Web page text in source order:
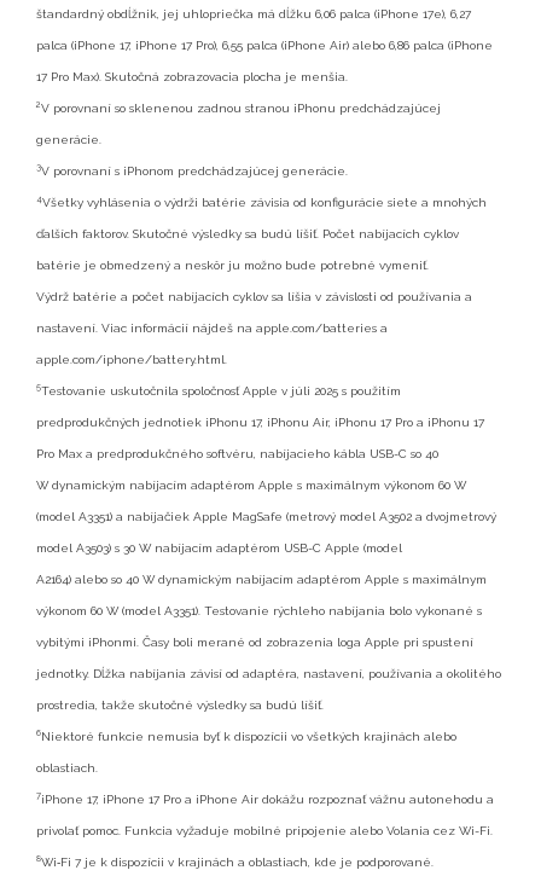
štandardný obdĺžnik, jej uhlopriečka má dĺžku 6,06 palca (iPhone 17e), 6,27
palca (iPhone 17, iPhone 17 Pro), 6,55 palca (iPhone Air) alebo 6,86 palca (iPhone
17 Pro Max). Skutočná zobrazovacia plocha je menšia.
2V porovnaní so sklenenou zadnou stranou iPhonu predchádzajúcej
generácie.
3V porovnaní s iPhonom predchádzajúcej generácie.
4Všetky vyhlásenia o výdrži batérie závisia od konfigurácie siete a mnohých
ďalších faktorov. Skutočné výsledky sa budú líšiť. Počet nabíjacích cyklov
batérie je obmedzený a neskôr ju možno bude potrebné vymeniť.
Výdrž batérie a počet nabíjacích cyklov sa líšia v závislosti od používania a
nastavení. Viac informácií nájdeš na apple.com/batteries a
apple.com/iphone/battery.html.
5Testovanie uskutočnila spoločnosť Apple v júli 2025 s použitím
predprodukčných jednotiek iPhonu 17, iPhonu Air, iPhonu 17 Pro a iPhonu 17
Pro Max a predprodukčného softvéru, nabíjacieho kábla USB-C so 40
Wdynamickým nabíjacím adaptérom Apple s maximálnym výkonom 60 W
(model A3351) a nabíjačiek Apple MagSafe (metrový model A3502 a dvojmetrový
model A3503) s 30 W nabíjacím adaptérom USB-C Apple (model
A2164) alebo so 40 W dynamickým nabíjacím adaptérom Apple s maximálnym
výkonom 60 W (model A3351). Testovanie rýchleho nabíjania bolo vykonané s
vybitými iPhonmi. Časy boli merané od zobrazenia loga Apple pri spustení
jednotky. Dĺžka nabíjania závisí od adaptéra, nastavení, používania a okolitého
prostredia, takže skutočné výsledky sa budú líšiť.
6Niektoré funkcie nemusia byť k dispozícii vo všetkých krajinách alebo
oblastiach.
7iPhone 17, iPhone 17 Pro a iPhone Air dokážu rozpoznať vážnu autonehodu a
privolať pomoc. Funkcia vyžaduje mobilné pripojenie alebo Volania cez Wi-Fi.
8Wi‑Fi 7 je k dispozícii v krajinách a oblastiach, kde je podporované.